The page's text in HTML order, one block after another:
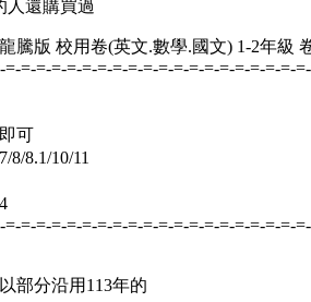
人還購買過
騰版 校用卷(英文.數學.國文) 1-2年級
=-=-=-=-=-=-=-=-=-=-=-=-=-=-=-=-=-=-
可
8/8.1/10/11
=-=-=-=-=-=-=-=-=-=-=-=-=-=-=-=-=-=-
部分沿用113年的